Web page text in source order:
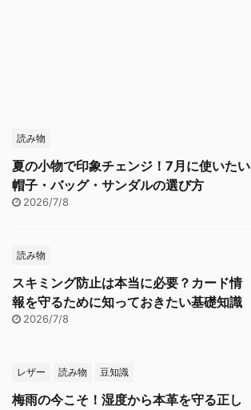
読み物
夏の小物で印象チェンジ！7月に使いたい
帽子・バッグ・サンダルの選び方
2026/7/8
読み物
スキミング防止は本当に必要？カード情
報を守るために知っておきたい基礎知識
2026/7/8
レザー 読み物 豆知識
梅雨の今こそ！湿度から本革を守る正し